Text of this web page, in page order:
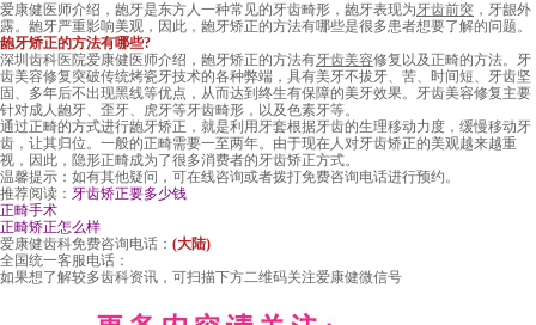
爱康健医师介绍，龅牙是东方人一种常见的牙齿畸形，龅牙表现为牙齿前突 ，牙龈外
露。龅牙严重影响美观，因此，龅牙矫正的方法有哪些是很多患者想要了解的问题。
龅牙矫正的方法有哪些?
深圳齿科医院爱康健医师介绍，龅牙矫正的方法有牙齿美容修复以及正畸的方法。牙
齿美容修复突破传统烤瓷牙技术的各种弊端，具有美牙不拔牙、苦、时间短、牙齿坚
固、多年后不出现黑线等优点，从而达到终生有保障的美牙效果。牙齿美容修复主要
针对成人龅牙、歪牙、虎牙等牙齿畸形，以及色素牙等。
通过正畸的方式进行龅牙矫正，就是利用牙套根据牙齿的生理移动力度，缓慢移动牙
齿，让其归位。一般的正畸需要一至两年。由于现在人对牙齿矫正的美观越来越重
视，因此，隐形正畸成为了很多消费者的牙齿矫正方式。
温馨提示：如有其他疑问，可在线咨询或者拨打免费咨询电话进行预约。
推荐阅读： 牙齿矫正要多少钱
正畸手术
正畸矫正怎么样
爱康健齿科免费咨询电话： (大陆)
全国统一客服电话：
如果想了解较多齿科资讯，可扫描下方二维码关注爱康健微信号